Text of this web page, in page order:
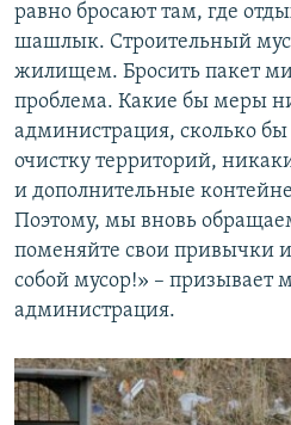
равно бросают там, где
шашлык. Строительный
жилищем. Бросить пакет
проблема. Какие бы меры
администрация, сколько бы
очистку территорий,
и дополнительные
Поэтому, мы вновь
поменяйте свои привычки
собой мусор!» – призывает
администрация.